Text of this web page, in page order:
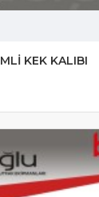
KEK KALIBI